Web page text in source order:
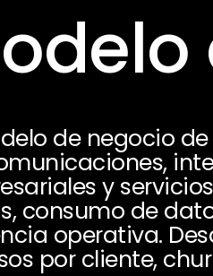
de negocio de
y
consumo de
operativa.
por cliente,